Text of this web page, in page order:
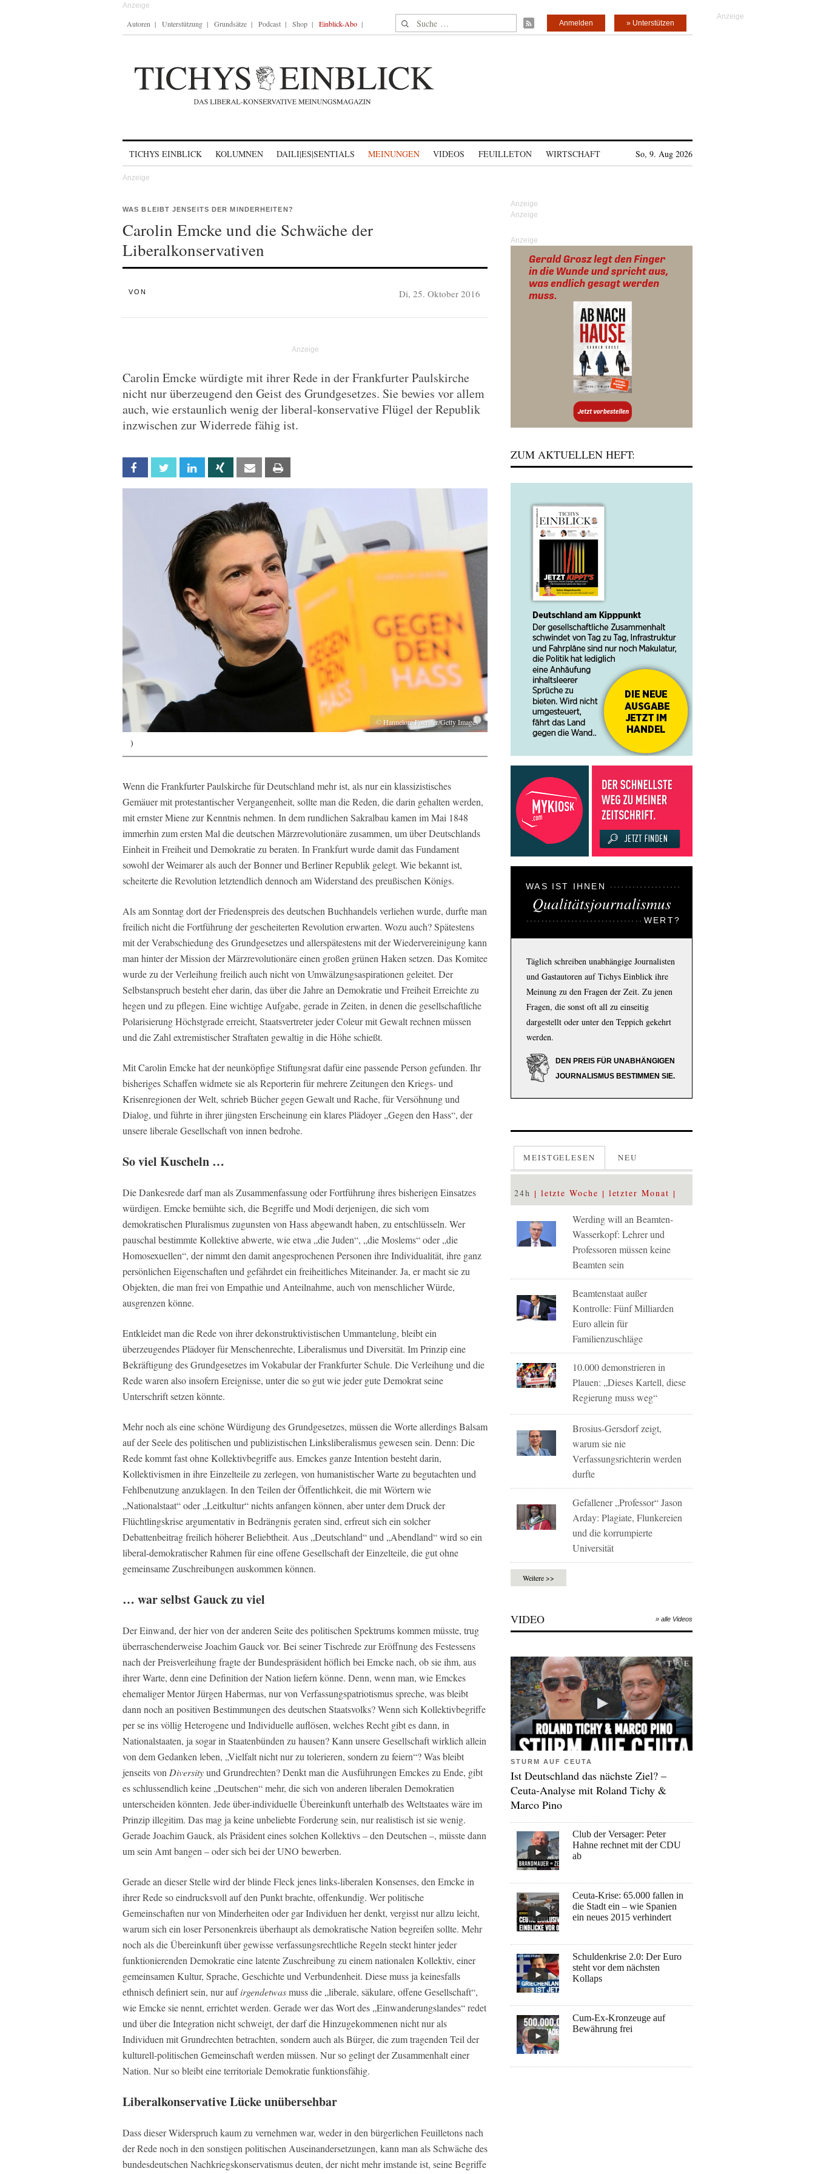
Autoren Unterstützung Grundsätze Podcast Shop Einblick-Abo Suche nach: » Unterstützen
Anmelden
TICHYS EINBLICK KOLUMNEN DAILI|ES|SENTIALS MEINUNGEN VIDEOS FEUILLETON WIRTSCHAFT So, 9. Aug 2026
WAS BLEIBT JENSEITS DER MINDERHEITEN?
Carolin Emcke und die Schwäche der
Liberalkonservativen
VON Di, 25. Oktober 2016
Carolin Emcke würdigte mit ihrer Rede in der Frankfurter Paulskirche
nicht nur überzeugend den Geist des Grundgesetzes. Sie bewies vor allem
auch, wie erstaunlich wenig der liberal-konservative Flügel der Republik
inzwischen zur Widerrede fähig ist.
Facebook Twitter Linkedin Xing Email
© Hannelore Foerster/Getty Images
)
Wenn die Frankfurter Paulskirche für Deutschland mehr ist, als nur ein klassizistisches
Gemäuer mit protestantischer Vergangenheit, sollte man die Reden, die darin gehalten werden,
mit ernster Miene zur Kenntnis nehmen. In dem rundlichen Sakralbau kamen im Mai 1848
immerhin zum ersten Mal die deutschen Märzrevolutionäre zusammen, um über Deutschlands
Einheit in Freiheit und Demokratie zu beraten. In Frankfurt wurde damit das Fundament
sowohl der Weimarer als auch der Bonner und Berliner Republik gelegt. Wie bekannt ist,
scheiterte die Revolution letztendlich dennoch am Widerstand des preußischen Königs.
Als am Sonntag dort der Friedenspreis des deutschen Buchhandels verliehen wurde, durfte man
freilich nicht die Fortführung der gescheiterten Revolution erwarten. Wozu auch? Spätestens
mit der Verabschiedung des Grundgesetzes und allerspätestens mit der Wiedervereinigung kann
man hinter der Mission der Märzrevolutionäre einen großen grünen Haken setzen. Das Komitee
wurde zu der Verleihung freilich auch nicht von Umwälzungsaspirationen geleitet. Der
Selbstanspruch besteht eher darin, das über die Jahre an Demokratie und Freiheit Erreichte zu
hegen und zu pflegen. Eine wichtige Aufgabe, gerade in Zeiten, in denen die gesellschaftliche
Polarisierung Höchstgrade erreicht, Staatsvertreter jeder Coleur mit Gewalt rechnen müssen
und die Zahl extremistischer Straftaten gewaltig in die Höhe schießt.
Mit Carolin Emcke hat der neunköpfige Stiftungsrat dafür eine passende Person gefunden. Ihr
bisheriges Schaffen widmete sie als Reporterin für mehrere Zeitungen den Kriegs- und
Krisenregionen der Welt, schrieb Bücher gegen Gewalt und Rache, für Versöhnung und
Dialog, und führte in ihrer jüngsten Erscheinung ein klares Plädoyer „Gegen den Hass“, der
unsere liberale Gesellschaft von innen bedrohe.
So viel Kuscheln …
Die Dankesrede darf man als Zusammenfassung oder Fortführung ihres bisherigen Einsatzes
würdigen. Emcke bemühte sich, die Begriffe und Modi derjenigen, die sich vom
demokratischen Pluralismus zugunsten von Hass abgewandt haben, zu entschlüsseln. Wer
pauschal bestimmte Kollektive abwerte, wie etwa „die Juden“, „die Moslems“ oder „die
Homosexuellen“, der nimmt den damit angesprochenen Personen ihre Individualität, ihre ganz
persönlichen Eigenschaften und gefährdet ein freiheitliches Miteinander. Ja, er macht sie zu
Objekten, die man frei von Empathie und Anteilnahme, auch von menschlicher Würde,
ausgrenzen könne.
Entkleidet man die Rede von ihrer dekonstruktivistischen Ummantelung, bleibt ein
überzeugendes Plädoyer für Menschenrechte, Liberalismus und Diversität. Im Prinzip eine
Bekräftigung des Grundgesetzes im Vokabular der Frankfurter Schule. Die Verleihung und die
Rede waren also insofern Ereignisse, unter die so gut wie jeder gute Demokrat seine
Unterschrift setzen könnte.
Mehr noch als eine schöne Würdigung des Grundgesetzes, müssen die Worte allerdings Balsam
auf der Seele des politischen und publizistischen Linksliberalismus gewesen sein. Denn: Die
Rede kommt fast ohne Kollektivbegriffe aus. Emckes ganze Intention besteht darin,
Kollektivismen in ihre Einzelteile zu zerlegen, von humanistischer Warte zu begutachten und
Fehlbenutzung anzuklagen. In den Teilen der Öffentlichkeit, die mit Wörtern wie
„Nationalstaat“ oder „Leitkultur“ nichts anfangen können, aber unter dem Druck der
Flüchtlingskrise argumentativ in Bedrängnis geraten sind, erfreut sich ein solcher
Debattenbeitrag freilich höherer Beliebtheit. Aus „Deutschland“ und „Abendland“ wird so ein
liberal-demokratischer Rahmen für eine offene Gesellschaft der Einzelteile, die gut ohne
gemeinsame Zuschreibungen auskommen können.
… war selbst Gauck zu viel
Der Einwand, der hier von der anderen Seite des politischen Spektrums kommen müsste, trug
überraschenderweise Joachim Gauck vor. Bei seiner Tischrede zur Eröffnung des Festessens
nach der Preisverleihung fragte der Bundespräsident höflich bei Emcke nach, ob sie ihm, aus
ihrer Warte, denn eine Definition der Nation liefern könne. Denn, wenn man, wie Emckes
ehemaliger Mentor Jürgen Habermas, nur von Verfassungspatriotismus spreche, was bleibt
dann noch an positiven Bestimmungen des deutschen Staatsvolks? Wenn sich Kollektivbegriffe
per se ins völlig Heterogene und Individuelle auflösen, welches Recht gibt es dann, in
Nationalstaaten, ja sogar in Staatenbünden zu hausen? Kann unsere Gesellschaft wirklich allein
von dem Gedanken leben, „Vielfalt nicht nur zu tolerieren, sondern zu feiern“? Was bleibt
jenseits von Diversityund Grundrechten? Denkt man die Ausführungen Emckes zu Ende, gibt
es schlussendlich keine „Deutschen“ mehr, die sich von anderen liberalen Demokratien
unterscheiden könnten. Jede über-individuelle Übereinkunft unterhalb des Weltstaates wäre im
Prinzip illegitim. Das mag ja keine unbeliebte Forderung sein, nur realistisch ist sie wenig.
Gerade Joachim Gauck, als Präsident eines solchen Kollektivs – den Deutschen –, müsste dann
um sein Amt bangen – oder sich bei der UNO bewerben.
Gerade an dieser Stelle wird der blinde Fleck jenes links-liberalen Konsenses, den Emcke in
ihrer Rede so eindrucksvoll auf den Punkt brachte, offenkundig. Wer politische
Gemeinschaften nur von Minderheiten oder gar Individuen her denkt, vergisst nur allzu leicht,
warum sich ein loser Personenkreis überhaupt als demokratische Nation begreifen sollte. Mehr
noch als die Übereinkunft über gewisse verfassungsrechtliche Regeln steckt hinter jeder
funktionierenden Demokratie eine latente Zuschreibung zu einem nationalen Kollektiv, einer
gemeinsamen Kultur, Sprache, Geschichte und Verbundenheit. Diese muss ja keinesfalls
ethnisch definiert sein, nur aufirgendetwasmuss die „liberale, säkulare, offene Gesellschaft“,
wie Emcke sie nennt, errichtet werden. Gerade wer das Wort des „Einwanderungslandes“ redet
und über die Integration nicht schweigt, der darf die Hinzugekommenen nicht nur als
Individuen mit Grundrechten betrachten, sondern auch als Bürger, die zum tragenden Teil der
kulturell-politischen Gemeinschaft werden müssen. Nur so gelingt der Zusammenhalt einer
Nation. Nur so bleibt eine territoriale Demokratie funktionsfähig.
Liberalkonservative Lücke unübersehbar
Dass dieser Widerspruch kaum zu vernehmen war, weder in den bürgerlichen Feuilletons nach
der Rede noch in den sonstigen politischen Auseinandersetzungen, kann man als Schwäche des
bundesdeutschen Nachkriegskonservatismus deuten, der nicht mehr imstande ist, seine Begriffe
Anzeige
ZUM AKTUELLEN HEFT:
WAS IST IHNEN
Qualitätsjournalismus
WERT?
Täglich schreiben unabhängige Journalisten
und Gastautoren auf Tichys Einblick ihre
Meinung zu den Fragen der Zeit. Zu jenen
Fragen, die sonst oft all zu einseitig
dargestellt oder unter den Teppich gekehrt
werden.
DEN PREIS FÜR UNABHÄNGIGEN
JOURNALISMUS BESTIMMEN SIE.
MEISTGELESEN NEU
24h letzte Woche letzter Monat
Werding will an Beamten-
Wasserkopf: Lehrer und
Professoren müssen keine
Beamten sein
Beamtenstaat außer
Kontrolle: Fünf Milliarden
Euro allein für
Familienzuschläge
10.000 demonstrieren in
Plauen: „Dieses Kartell, diese
Regierung muss weg“
Brosius-Gersdorf zeigt,
warum sie nie
Verfassungsrichterin werden
durfte
Gefallener „Professor“ Jason
Arday: Plagiate, Flunkereien
und die korrumpierte
Universität
Weitere >>
VIDEO » alle Videos
STURM AUF CEUTA
Ist Deutschland das nächste Ziel? –
Ceuta-Analyse mit Roland Tichy &
Marco Pino
Club der Versager: Peter
Hahne rechnet mit der CDU
ab
Ceuta-Krise: 65.000 fallen in
die Stadt ein – wie Spanien
ein neues 2015 verhindert
Schuldenkrise 2.0: Der Euro
steht vor dem nächsten
Kollaps
Cum-Ex-Kronzeuge auf
Bewährung frei